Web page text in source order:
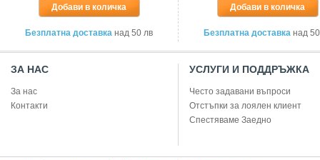
Добави в количка
Безплатна доставка над 50 лв
Добави в количка
Безплатна доставка над
ЗА НАС
За нас
Контакти
УСЛУГИ И ПОДДРЪЖКА
Често задавани въпроси
Отстъпки за лоялен клиент
Спестяваме Заедно